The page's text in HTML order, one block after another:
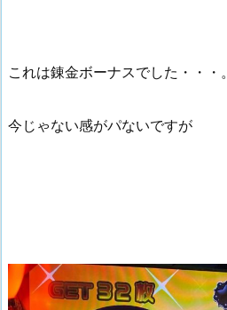
これは錬金ボーナスでした・・・。
今じゃない感がパないですが